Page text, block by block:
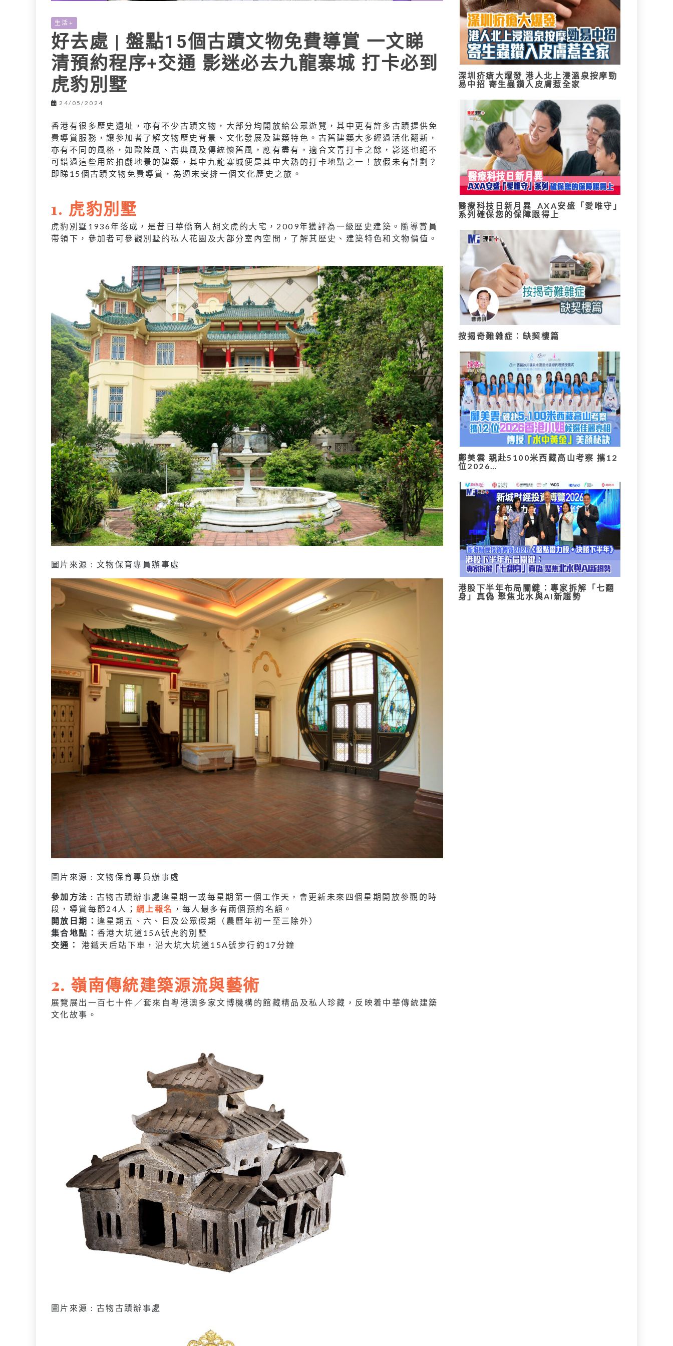
生活+
好去處 | 盤點15個古蹟文物免費導賞 一文睇
清預約程序+交通 影迷必去九龍寨城 打卡必到
虎豹別墅
24/05/2024
香港有很多歷史遺址，亦有不少古蹟文物，大部分均開放給公眾遊覽，其中更有許多古蹟提供免
費導賞服務，讓參加者了解文物歷史背景、文化發展及建築特色。古舊建築大多經過活化翻新，
亦有不同的風格，如歐陸風、古典風及傳統懷舊風，應有盡有，適合文青打卡之餘，影迷也絕不
可錯過這些用於拍戲地景的建築，其中九龍寨城便是其中大熱的打卡地點之一！放假未有計劃？
即睇15個古蹟文物免費導賞，為週末安排一個文化歷史之旅。
1. 虎豹別墅
虎豹別墅1936年落成，是昔日華僑商人胡文虎的大宅，2009年獲評為一級歷史建築。隨導賞員
帶領下，參加者可參觀別墅的私人花園及大部分室內空間，了解其歷史、建築特色和文物價值。
圖片來源 : 文物保育專員辦事處
圖片來源 : 文物保育專員辦事處
參加方法 : 古物古蹟辦事處逢星期一或每星期第一個工作天，會更新未來四個星期開放參觀的時
段，導賞每節24人； 網上報名 ，每人最多有兩個預約名額。
開放日期： 逢星期五、六、日及公眾假期（農曆年初一至三除外）
集合地點： 香港大坑道15A號虎豹別墅
交通： 港鐵天后站下車，沿大坑大坑道15A號步行約17分鐘
2. 嶺南傳統建築源流與藝術
展覽展出一百七十件／套來自粵港澳多家文博機構的館藏精品及私人珍藏，反映着中華傳統建築
文化故事。
圖片來源 : 古物古蹟辦事處
深圳疥瘡大爆發 港人北上浸溫泉按摩勁
易中招 寄生蟲鑽入皮膚惹全家
醫療科技日新月異 AXA安盛「愛唯守」
系列確保您的保障跟得上
按揭奇難雜症：缺契樓篇
鄺美雲 親赴5100米西藏高山考察 攜12
位2026…
港股下半年布局關鍵：專家拆解「七翻
身」真偽 聚焦北水與AI新趨勢